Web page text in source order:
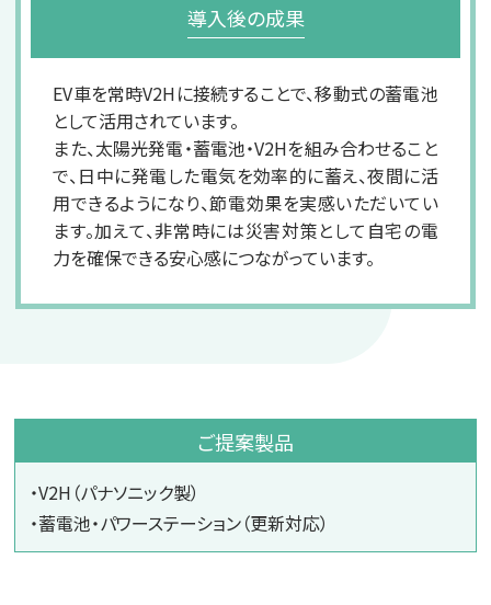
導入後の成果
EV車を常時V2Hに接続することで、移動式の蓄電池
として活用されています。
また、太陽光発電・蓄電池・V2Hを組み合わせること
で、日中に発電した電気を効率的に蓄え、夜間に活
用できるようになり、節電効果を実感いただいてい
ます。加えて、非常時には災害対策として自宅の電
力を確保できる安心感につながっています。
ご提案製品
・V2H（パナソニック製）
・蓄電池・パワーステーション（更新対応）